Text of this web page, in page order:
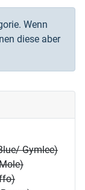
Wenn
diese aber
Gymlee)